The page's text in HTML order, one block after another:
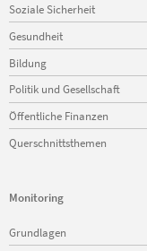
Soziale Sicherheit
Gesundheit
Bildung
Politik und Gesellschaft
Öffentliche Finanzen
Querschnittsthemen
Monitoring
Navigation
überspringen
Grundlagen